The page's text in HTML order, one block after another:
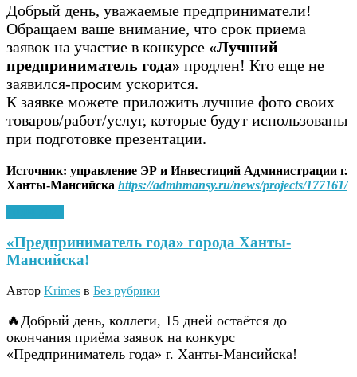
Добрый день, уважаемые предприниматели!
Обращаем ваше внимание, что срок приема
заявок на участие в конкурсе «Лучший
предприниматель года» продлен! Кто еще не
заявился-просим ускорится.
К заявке можете приложить лучшие фото своих
товаров/работ/услуг, которые будут использованы
при подготовке презентации.
Источник: управление ЭР и Инвестиций Администрации г.
Ханты-Мансийска https://admhmansy.ru/news/projects/177161/
«Предприниматель года» города Ханты-
Мансийска!
Автор Krimes в Без рубрики
🔥Добрый день, коллеги, 15 дней остаётся до
окончания приёма заявок на конкурс
«Предприниматель года» г. Ханты-Мансийска!